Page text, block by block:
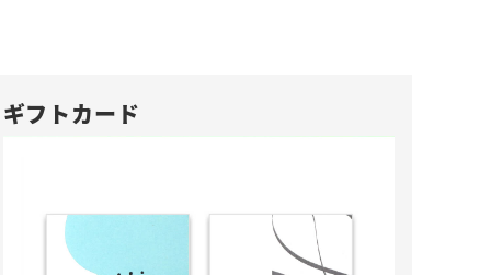
ギフトカード